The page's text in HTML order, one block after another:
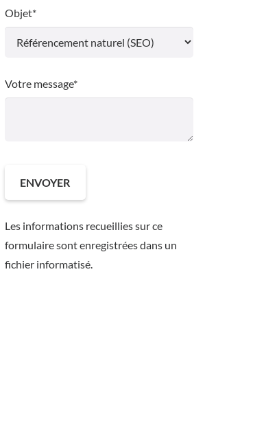
Objet*
Votre message*
Les informations recueillies sur ce
formulaire sont enregistrées dans un
fichier informatisé.